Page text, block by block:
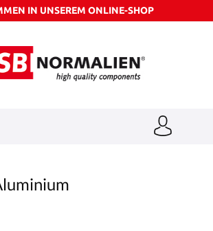
IN UNSEREM ONLINE-SHOP